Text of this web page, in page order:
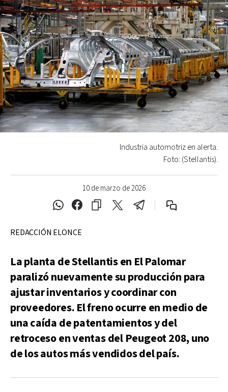
10 de marzo de 2026
Industria automotriz en alerta.
Foto: (Stellantis).
REDACCIÓN ELONCE
La planta de Stellantis en El Palomar
paralizó nuevamente su producción para
ajustar inventarios y coordinar con
proveedores. El freno ocurre en medio de
una caída de patentamientos y del
retroceso en ventas del Peugeot 208, uno
de los autos más vendidos del país.